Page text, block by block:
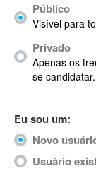
ACPI
Acrobat
Acrobat X
Acronis
ACT
Actimize
ActionScript
ActionScript 3
Público
Visível para
Privado
Apenas os
se candidatar.
Eu sou um:
Novo
Usuário